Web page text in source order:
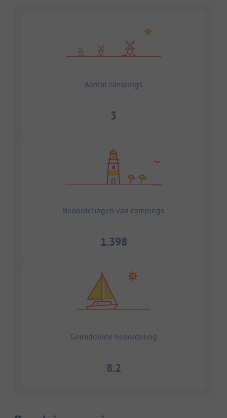
Aantal campings
3
Beoordelingen van campings
1.398
Gemiddelde beoordeling
8.2